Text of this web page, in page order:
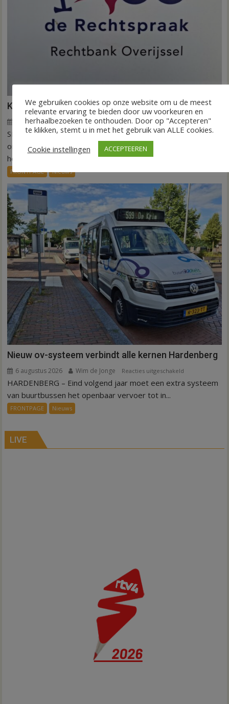
Kantonrechter: 75.000 euro voor ex-werknemers
7 augustus 2026 Wim de Jonge Reacties uitgeschakeldvoor
Kantonrechter:
werknemers
SLAGHAREN – De rechtbank Overijssel heeft een
onderneming uit Slagharen (ROOT Painting) veroordeeld tot
het betalen...
FRONTPAGE Nieuws
Nieuw ov-systeem verbindt alle kernen Hardenberg
6 augustus 2026 Wim de Jonge Reacties uitgeschakeld
Nieuw
Hardenberg
HARDENBERG – Eind volgend jaar moet een extra systeem
van buurtbussen het openbaar vervoer tot in...
FRONTPAGE Nieuws
LIVE
We gebruiken cookies op onze website om u de meest
relevante ervaring te bieden door uw voorkeuren en
herhaalbezoeken te onthouden. Door op "Accepteren"
te klikken, stemt u in met het gebruik van ALLE cookies.
Cookie instellingen
ACCEPTEEREN